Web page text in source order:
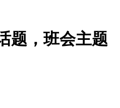
题，班会主题